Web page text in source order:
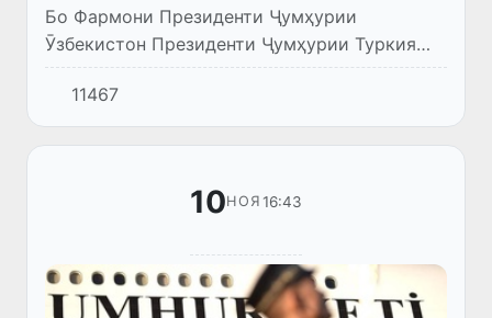
Бо Фармони Президенти Ҷумҳурии
Ӯзбекистон Президенти Ҷумҳурии Туркия
Реҷеп Таййип Эрдоған бо ордени "Олий
даражали Имом Бухорий" мукофотонида
шуд.
11467
10НОЯ 16:43